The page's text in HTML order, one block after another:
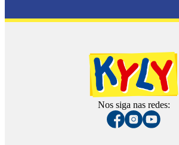
Nos siga nas redes: